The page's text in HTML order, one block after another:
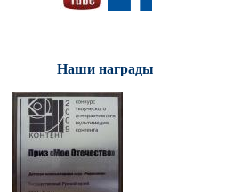
Наши награды